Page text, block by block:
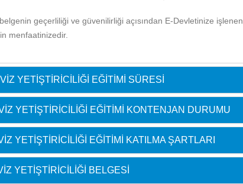
belgenin geçerliliği ve güvenilirliği açısından E-Devletinize işlenen
menfaatinizedir.
YETIŞTIRICILIĞI EĞITIMI SÜRESI
YETIŞTIRICILIĞI EĞITIMI KONTENJAN DURUMU
YETIŞTIRICILIĞI EĞITIMI KATILMA ŞARTLARI
YETIŞTIRICILIĞI BELGESI